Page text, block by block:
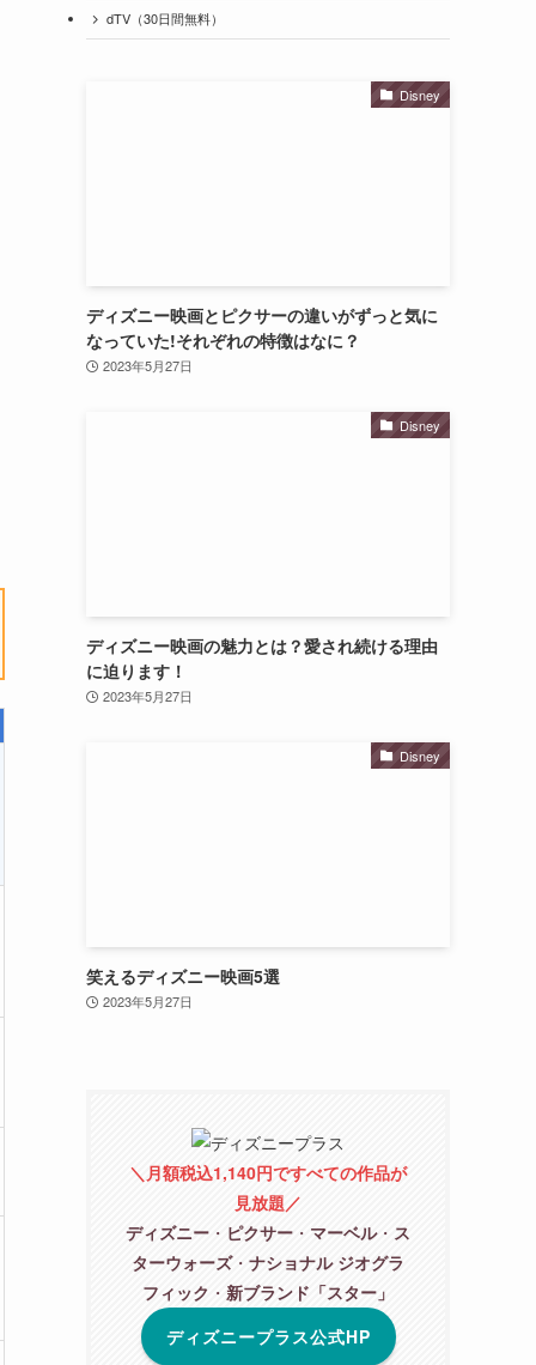
dTV（30日間無料）
Disney
ディズニー映画とピクサーの違いがずっと気に
なっていた!それぞれの特徴はなに？
2023年5月27日
Disney
ディズニー映画の魅力とは？愛され続ける理由
に迫ります！
2023年5月27日
Disney
笑えるディズニー映画5選
2023年5月27日
＼月額税込1,140円ですべての作品が
見放題／
ディズニー ・ ピクサー ・ マーベル・ ス
ターウォーズ・ ナショナル ジオグラ
フィック ・ 新ブランド「スター」
ディズニープラス公式HP